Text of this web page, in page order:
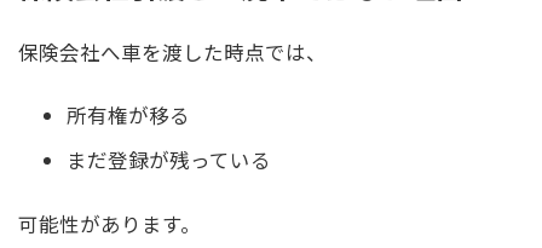
保険会社へ車を渡した時点では、
所有権が移る
まだ登録が残っている
可能性があります。